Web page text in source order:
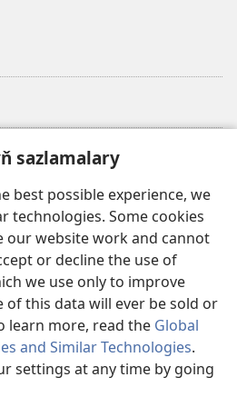
sazlamalary
best possible experience, we
technologies. Some cookies
our website work and cannot
or decline the use of
we use only to improve
of this data will ever be sold or
learn more, read the Global
and Similar Technologies.
settings at any time by going
KITAPHANASY
Bible and Tract Society of Pennsylvania.
SAZLAMALARY